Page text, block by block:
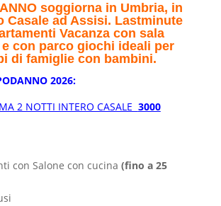
soggiorna in Umbria, in
Casale ad Assisi. Lastminute
Vacanza con sala
con parco giochi ideali per
di famiglie con bambini.
2026:
2 NOTTI INTERO CASALE 3000
con Salone con cucina (fino a 25